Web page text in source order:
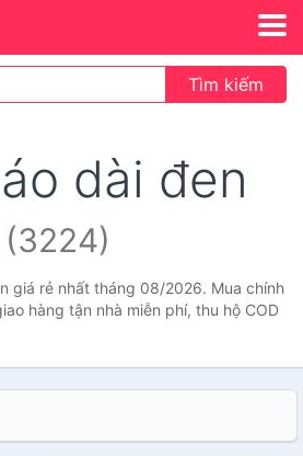
Tìm kiếm
dài đen
(3224)
giá rẻ nhất tháng 08/2026. Mua chính
hàng tận nhà miễn phí, thu hộ COD